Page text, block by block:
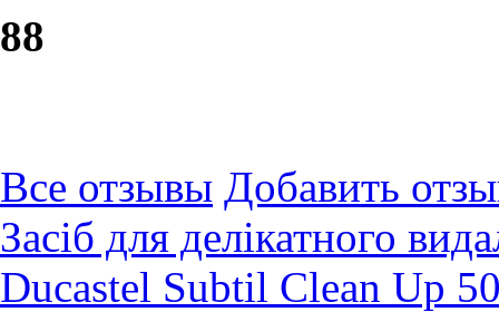
88
Все отзывы Добавить
Засіб для делікатного
Ducastel Subtil Clean Up